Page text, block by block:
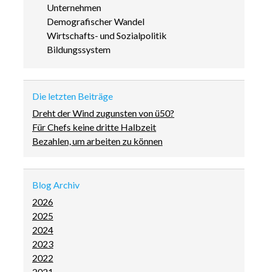
Navigation
überspringen
Unternehmen
Demografischer Wandel
Wirtschafts- und Sozialpolitik
Bildungssystem
Die letzten Beiträge
Dreht der Wind zugunsten von ü50?
Für Chefs keine dritte Halbzeit
Bezahlen, um arbeiten zu können
Blog Archiv
2026
2025
2024
2023
2022